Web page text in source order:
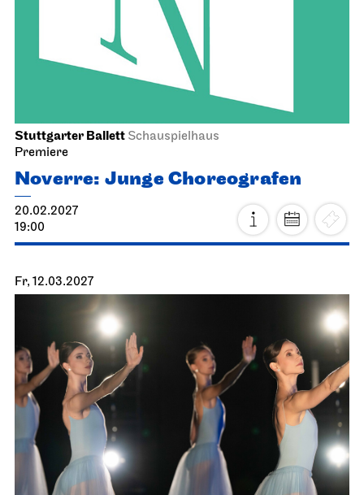
Stuttgarter Ballett Schauspielhaus
Premiere
Noverre: Junge Choreografen
20.02.2027
19:00
Fr, 12.03.2027